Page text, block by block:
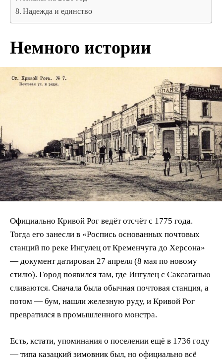
Надежда и единство
Немного истории
Официально Кривой Рог ведёт отсчёт с 1775 года.
Тогда его занесли в «Роспись основанных почтовых
станций по реке Ингулец от Кременчуга до Херсона»
— документ датирован 27 апреля (8 мая по новому
стилю). Город появился там, где Ингулец с Саксаганью
сливаются. Сначала была обычная почтовая станция, а
потом — бум, нашли железную руду, и Кривой Рог
превратился в промышленного монстра.
Есть, кстати, упоминания о поселении ещё в 1736 году
— типа казацкий зимовник был, но официально всё